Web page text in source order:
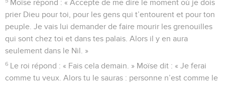
Moïse répond : « Accepte de me dire le moment où je dois
prier Dieu pour toi, pour les gens qui t’entourent et pour ton
peuple. Je vais lui demander de faire mourir les grenouilles
qui sont chez toi et dans tes palais. Alors il y en aura
seulement dans le Nil. »
6 Le roi répond : « Fais cela demain. » Moïse dit : « Je ferai
comme tu veux. Alors tu le sauras : personne n’est comme le